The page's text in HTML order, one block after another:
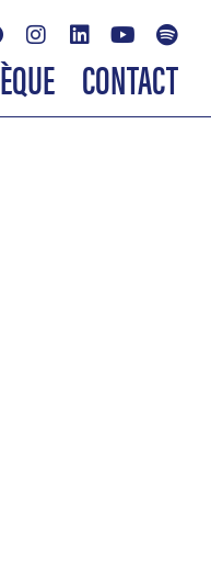
CONTACT